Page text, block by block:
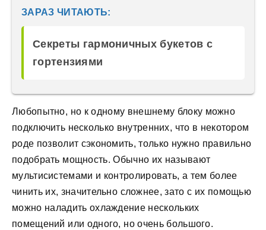
ЗАРАЗ ЧИТАЮТЬ:
Секреты гармоничных букетов с
гортензиями
Любопытно, но к одному внешнему блоку можно
подключить несколько внутренних, что в некотором
роде позволит сэкономить, только нужно правильно
подобрать мощность. Обычно их называют
мультисистемами и контролировать, а тем более
чинить их, значительно сложнее, зато с их помощью
можно наладить охлаждение нескольких
помещений или одного, но очень большого.